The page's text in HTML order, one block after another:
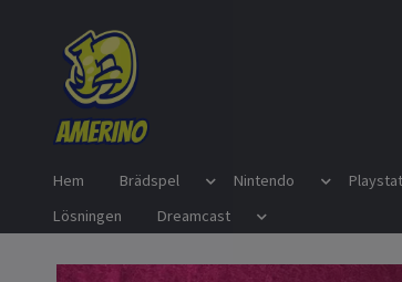
Hem Brädspel Nintendo
Lösningen
Dreamcast